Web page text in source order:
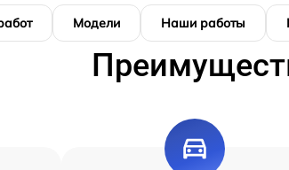
Модели Наши работы